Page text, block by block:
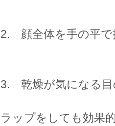
2. 顔全体を手の平で
3. 乾燥が気になる目
ラップをしても効果